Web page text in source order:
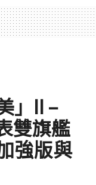
」II –
雙旗艦
強版與